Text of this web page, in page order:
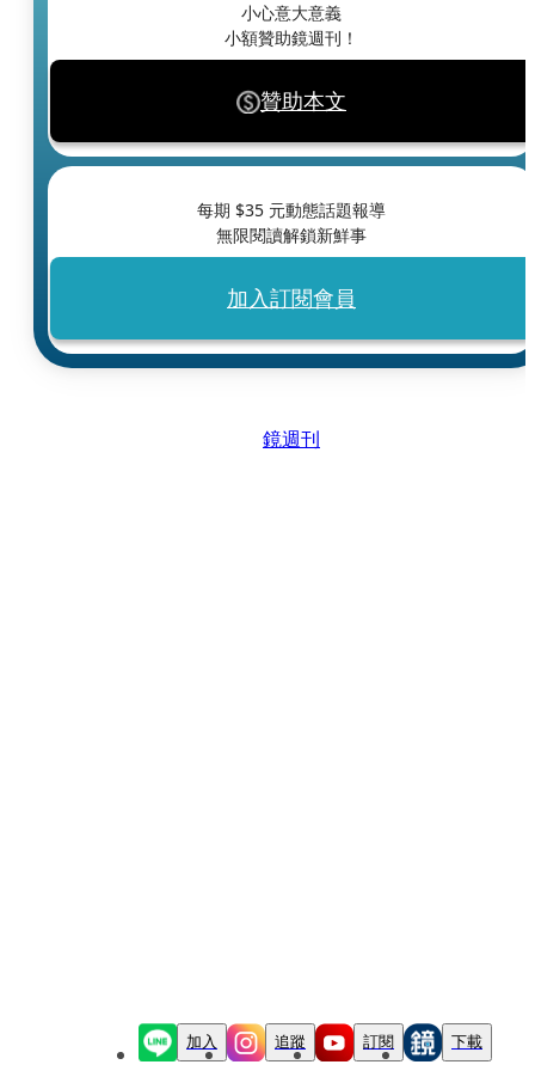
小心意大意義
小額贊助鏡週刊！
贊助本文
每期 $35 元動態話題報導
無限閱讀解鎖新鮮事
加入訂閱會員
鏡週刊
加入 追蹤 訂閱 下載